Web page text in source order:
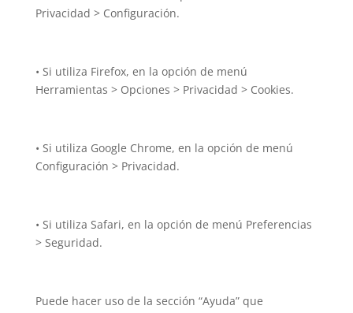
Privacidad > Configuración.
• Si utiliza Firefox, en la opción de menú
Herramientas > Opciones > Privacidad > Cookies.
• Si utiliza Google Chrome, en la opción de menú
Configuración > Privacidad.
• Si utiliza Safari, en la opción de menú Preferencias
> Seguridad.
Puede hacer uso de la sección “Ayuda” que